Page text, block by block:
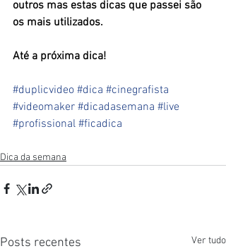
outros mas estas dicas que passei são
os mais utilizados.
Até a próxima dica!
#duplicvideo #dica #cinegrafista
#videomaker #dicadasemana #live
#profissional #ficadica
Dica da semana
Posts recentes Ver tudo